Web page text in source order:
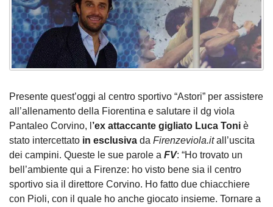
Presente quest’oggi al centro sportivo “Astori” per assistere
all’allenamento della Fiorentina e salutare il dg viola
Pantaleo Corvino, l ’ex attaccante gigliato Luca Toni è
stato intercettato in esclusiva da Firenzeviola.itall’uscita
dei campini. Queste le sue parole a FV: “Ho trovato un
bell’ambiente qui a Firenze: ho visto bene sia il centro
sportivo sia il direttore Corvino. Ho fatto due chiacchiere
con Pioli, con il quale ho anche giocato insieme. Tornare a